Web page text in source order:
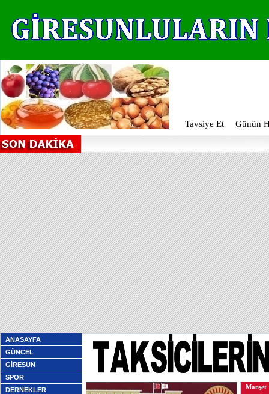
Tavsiye Et Günün
ANASAYFA
GÜNCEL
GİRESUN
SPOR
DERNEKLER
Manşet